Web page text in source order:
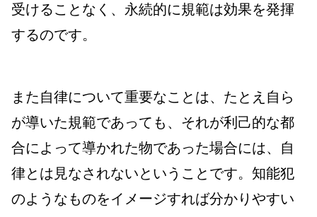
受けることなく、永続的に規範は効果を発揮
するのです。
また自律について重要なことは、たとえ自ら
が導いた規範であっても、それが利己的な都
合によって導かれた物であった場合には、自
律とは見なされないということです。知能犯
のようなものをイメージすれば分かりやすい